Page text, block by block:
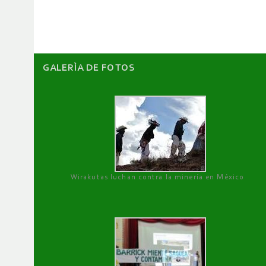
GALERÌA DE FOTOS
Wirakutas luchan contra la minería en México